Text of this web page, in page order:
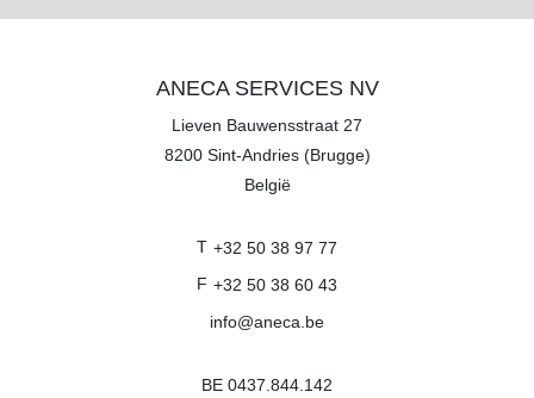
ANECA SERVICES NV
Lieven Bauwensstraat 27
8200 Sint-Andries (Brugge)
België
T +32 50 38 97 77
F +32 50 38 60 43
info@aneca.be
BE 0437.844.142